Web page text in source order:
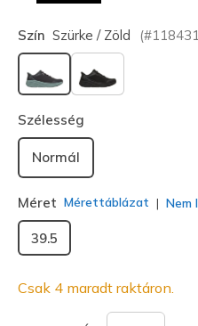
Szín Szürke / Zöld (#118431
kiválasztva
Szélesség
Normál
Méret Mérettáblázat Nem
39.5
Csak 4 maradt raktáron.